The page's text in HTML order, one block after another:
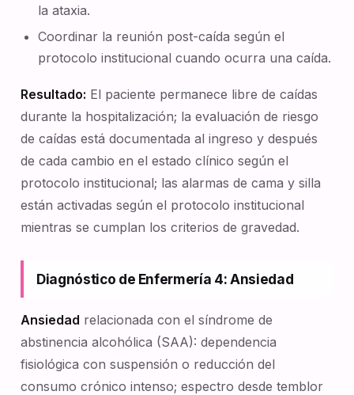
la ataxia.
Coordinar la reunión post-caída según el
protocolo institucional cuando ocurra una caída.
Resultado: El paciente permanece libre de caídas
durante la hospitalización; la evaluación de riesgo
de caídas está documentada al ingreso y después
de cada cambio en el estado clínico según el
protocolo institucional; las alarmas de cama y silla
están activadas según el protocolo institucional
mientras se cumplan los criterios de gravedad.
Diagnóstico de Enfermería 4: Ansiedad
Ansiedad relacionada con el síndrome de
abstinencia alcohólica (SAA): dependencia
fisiológica con suspensión o reducción del
consumo crónico intenso; espectro desde temblor